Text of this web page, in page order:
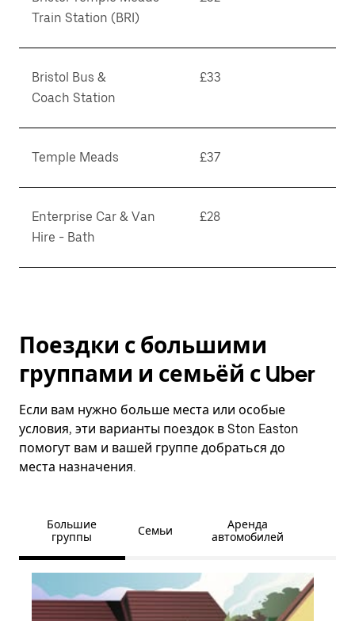
Train Station (BRI)
Bristol Bus &
Coach Station
£33
Temple Meads £37
Enterprise Car & Van
Hire - Bath
£28
Поездки с большими
группами и семьёй с Uber
Если вам нужно больше места или особые
условия, эти варианты поездок в Ston Easton
помогут вам и вашей группе добраться до
места назначения.
Большие
группы
Семьи
Аренда
автомобилей